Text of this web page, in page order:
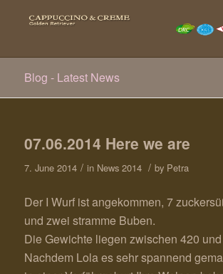
Blog - Latest News
07.06.2014 Here we are
7. June 2014 / in News 2014 / by Petra
Der I Wurf ist angekommen, 7
und zwei stramme Buben.
Die Gewichte liegen zwischen 420
Nachdem Lola es sehr spannend